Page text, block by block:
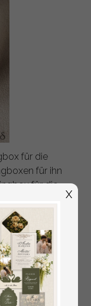
für die
für ihn
für die
X